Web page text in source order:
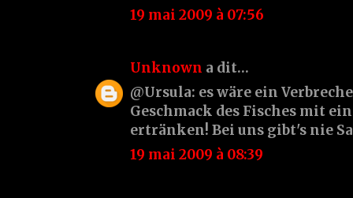
19 mai 2009 à 07:56
Unknown a dit…
@Ursula: es wäre ein
Geschmack des Fisches mit
ertränken! Bei uns gibt's nie
19 mai 2009 à 08:39